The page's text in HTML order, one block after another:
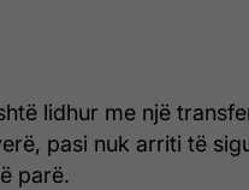
lidhur me një
pasi nuk arriti të
parë.